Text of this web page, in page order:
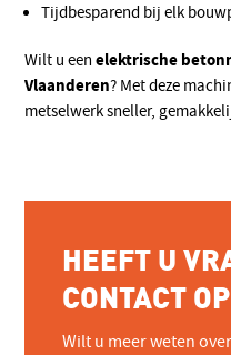
Tijdbesparend bij elk
Wilt u eenelektrische
Vlaanderen? Met deze
metselwerk sneller,
HEEFT U
CONTACT
Wilt u meer weten